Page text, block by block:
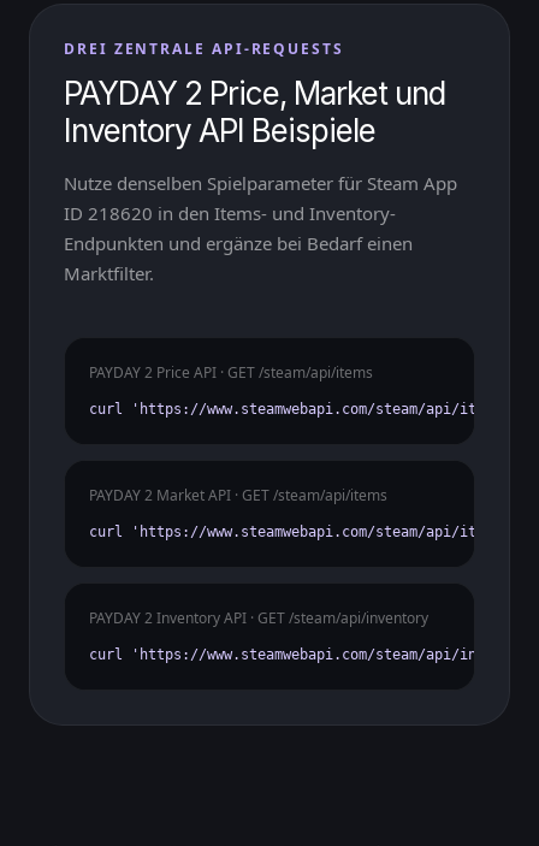
DREI ZENTRALE API-REQUESTS
PAYDAY 2 Price, Market und
Inventory API Beispiele
Nutze denselben Spielparameter für Steam App
ID 218620 in den Items- und Inventory-
Endpunkten und ergänze bei Bedarf einen
Marktfilter.
PAYDAY 2 Price API · GET /steam/api/items
curl 'https://www.steamwebapi.com/steam/api/
PAYDAY 2 Market API · GET /steam/api/items
curl 'https://www.steamwebapi.com/steam/api/
PAYDAY 2 Inventory API · GET /steam/api/inventory
curl 'https://www.steamwebapi.com/steam/api/